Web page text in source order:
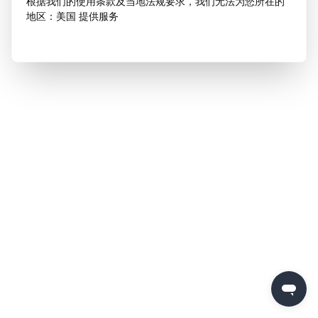
地区：美国 提供服务